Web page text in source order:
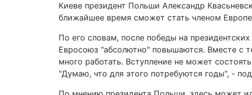
Киеве президент Польши Александр
ближайшее время сможет стать членом
По его словам, после победы на
Евросоюз "абсолютно" повышаются. Вместе с
много работать. Вступление не может
"Думаю, что для этого потребуются годы", -